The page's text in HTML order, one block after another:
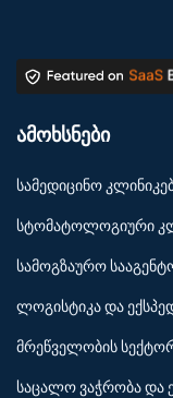
ამოხსნები
სამედიცინო
სტომატოლოგიური
სამოგზაურო
ლოგისტიკა და
მრეწველობის
საცალო ვაჭრობა